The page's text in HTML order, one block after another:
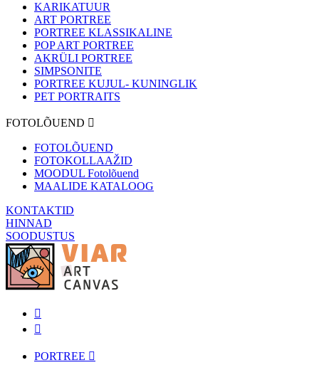
KARIKATUUR
ART PORTREE
PORTREE KLASSIKALINE
POP ART PORTREE
AKRÜLI PORTREE
SIMPSONITE
PORTREE KUJUL- KUNINGLIK
PET PORTRAITS
FOTOLÕUEND
FOTOLÕUEND
FOTOKOLLAAŽID
MOODUL Fotolõuend
MAALIDE KATALOOG
KONTAKTID
HINNAD
SOODUSTUS
PORTREE